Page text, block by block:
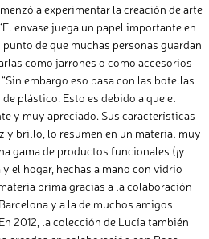
a experimentar la creación de arte
envase juega un papel importante en
de que muchas personas guardan
como jarrones o como accesorios
embargo eso pasa con las botellas
plástico. Esto es debido a que el
y muy apreciado. Sus características
y brillo, lo resumen en un material muy
gama de productos funcionales (¡y
el hogar, hechas a mano con vidrio
prima gracias a la colaboración
y a la de muchos amigos
2012, la colección de Lucía también